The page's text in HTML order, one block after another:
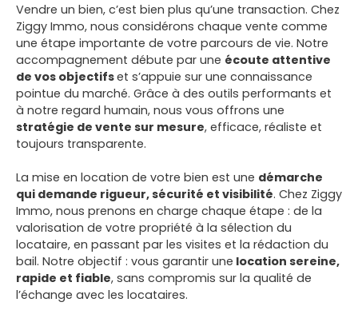
Vendre un bien, c’est bien plus qu’une transaction. Chez
Ziggy Immo, nous considérons chaque vente comme
une étape importante de votre parcours de vie. Notre
accompagnement débute par une écoute attentive
de vos objectifset s’appuie sur une connaissance
pointue du marché. Grâce à des outils performants et
à notre regard humain, nous vous offrons une
stratégie de vente sur mesure, efficace, réaliste et
toujours transparente.
La mise en location de votre bien est une démarche
qui demande rigueur, sécurité et visibilité. Chez Ziggy
Immo, nous prenons en charge chaque étape : de la
valorisation de votre propriété à la sélection du
locataire, en passant par les visites et la rédaction du
bail. Notre objectif : vous garantir une location sereine,
rapide et fiable, sans compromis sur la qualité de
l’échange avec les locataires.